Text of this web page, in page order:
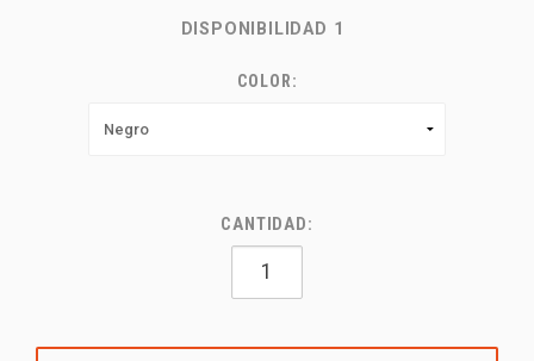
DISPONIBILIDAD 1
COLOR:
CANTIDAD: